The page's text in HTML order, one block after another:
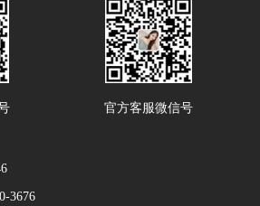
官方客服微信号
3676